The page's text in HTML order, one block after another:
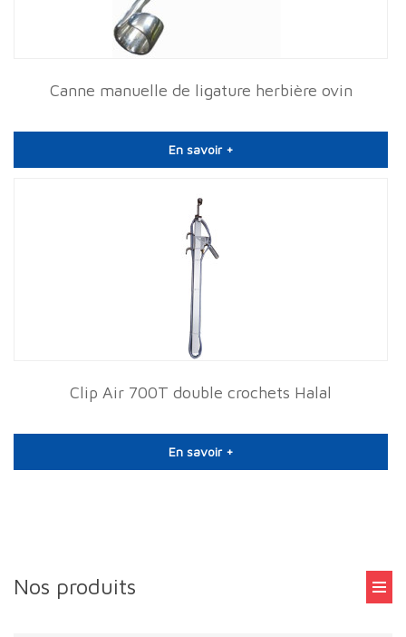
Canne manuelle de ligature herbière ovin
En savoir +
Clip Air 700T double crochets Halal
En savoir +
Nos produits